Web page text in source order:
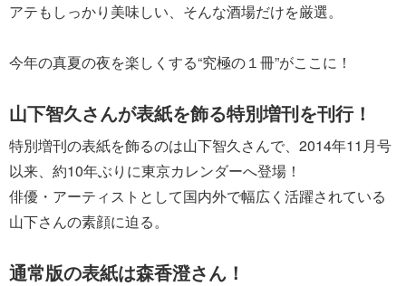
アテもしっかり美味しい、そんな酒場だけを厳選。
今年の真夏の夜を楽しくする“究極の１冊”がここに！
山下智久さんが表紙を飾る特別増刊を刊行！
特別増刊の表紙を飾るのは山下智久さんで、2014年11月号
以来、約10年ぶりに東京カレンダーへ登場！
俳優・アーティストとして国内外で幅広く活躍されている
山下さんの素顔に迫る。
通常版の表紙は森香澄さん！